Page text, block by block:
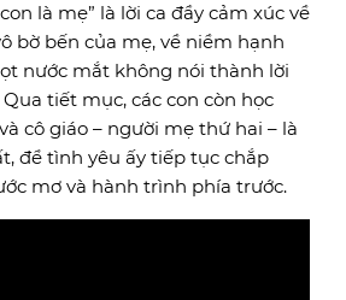
là mẹ” là lời ca đầy cảm xúc về
bờ bến của mẹ, về niềm hạnh
nước mắt không nói thành lời
tiết mục, các con còn học
cô giáo – người mẹ thứ hai – là
để tình yêu ấy tiếp tục chắp
mơ và hành trình phía trước.